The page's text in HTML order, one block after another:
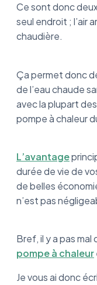
Ce sont donc
seul endroit ; l’air
chaudière.
Ça permet donc
de l’eau chaude
avec la plupart
pompe à chaleur
L’avantage
durée de vie de
de belles
n’est pas
Bref, il y a pas mal
pompe à chaleur
Je vous ai donc